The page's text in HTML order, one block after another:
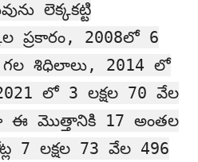
లెక్కకట్టి
ప్రకారం, 2008లో 6
గల శిధిలాలు, 2014 లో
లో 3 లక్షల 70 వేల
ఈ మొత్తానికి 17 అంతల
7 లక్షల 73 వేల 496